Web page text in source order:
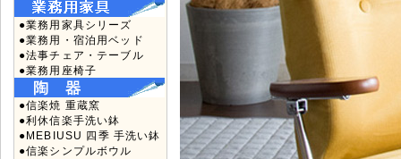
●業務用家具シリーズ
●業務用・宿泊用ベッド
●法事チェア・テーブル
●業務用座椅子
●信楽焼 重蔵窯
●利休信楽手洗い鉢
●MEBIUSU 四季 手洗い鉢
●信楽シンプルボウル